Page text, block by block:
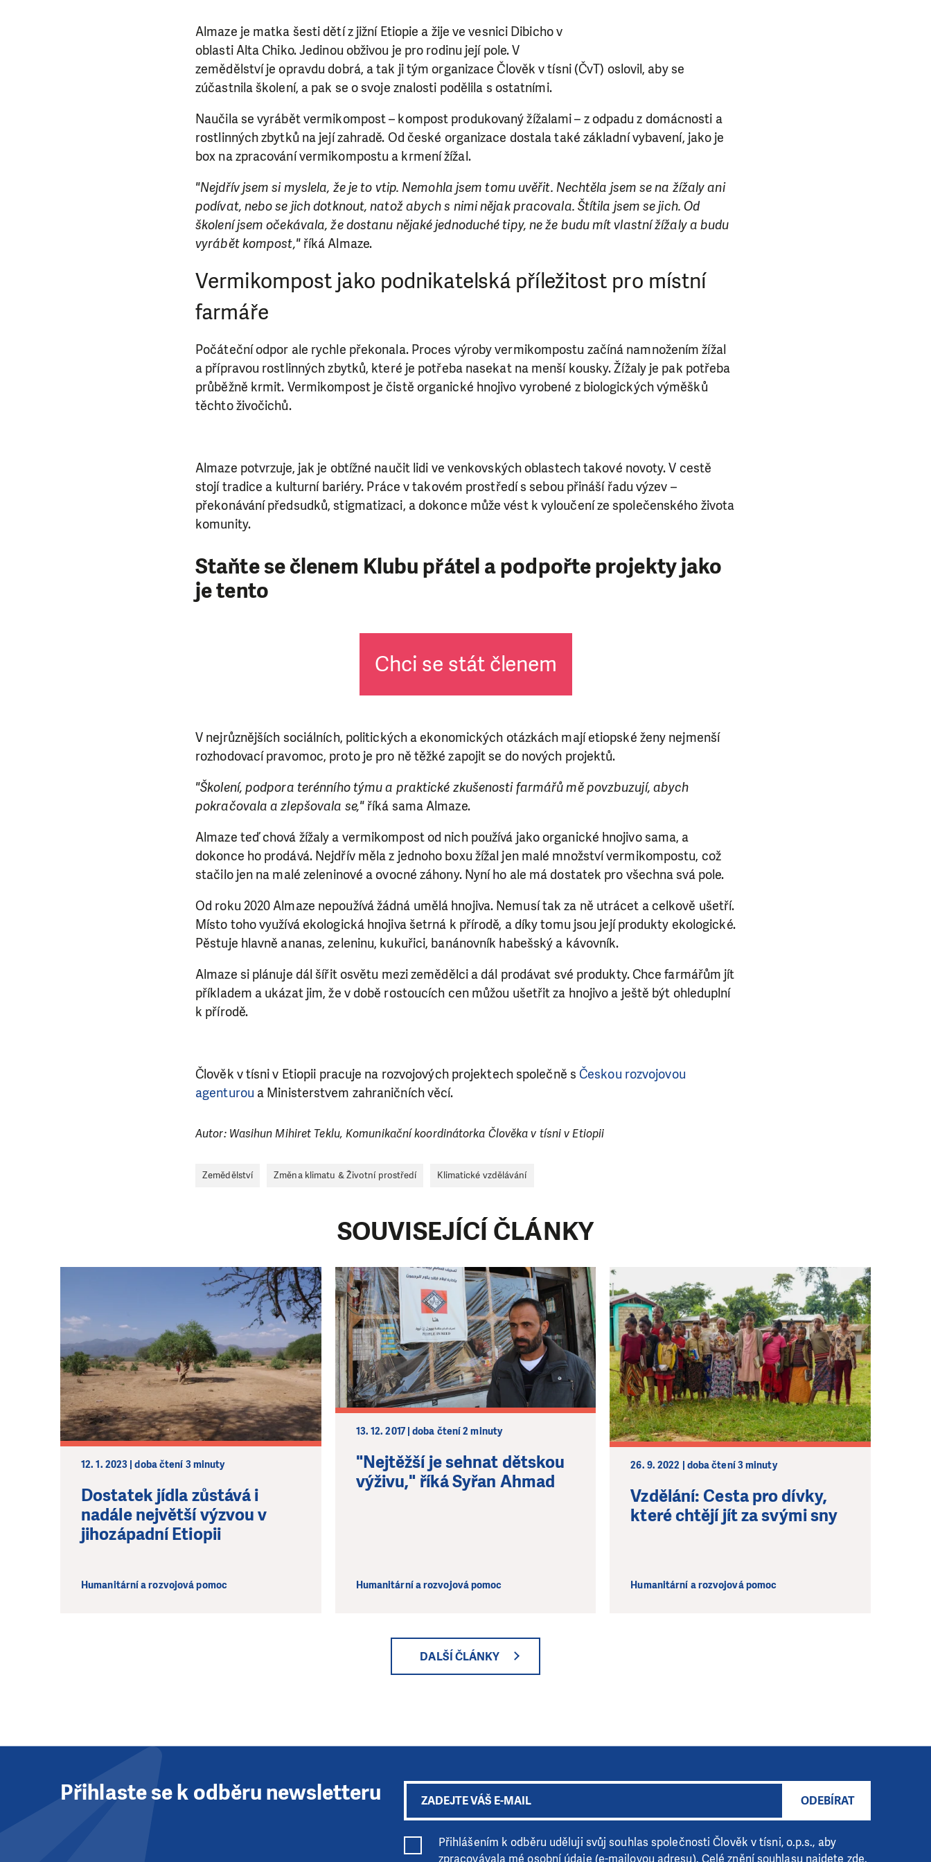
Almaze je matka šesti dětí z jižní Etiopie a žije ve vesnici Dibicho v
oblasti Alta Chiko. Jedinou obživou je pro rodinu její pole. V
zemědělství je opravdu dobrá, a tak ji tým organizace Člověk v tísni (ČvT) oslovil, aby se
zúčastnila školení, a pak se o svoje znalosti podělila s ostatními.
Naučila se vyrábět vermikompost – kompost produkovaný žížalami – z odpadu z domácnosti a
rostlinných zbytků na její zahradě. Od české organizace dostala také základní vybavení, jako je
box na zpracování vermikompostu a krmení žížal.
"Nejdřív jsem si myslela, že je to vtip. Nemohla jsem tomu uvěřit. Nechtěla jsem se na žížaly ani
podívat, nebo se jich dotknout, natož abych s nimi nějak pracovala. Štítila jsem se jich. Od
školení jsem očekávala, že dostanu nějaké jednoduché tipy, ne že budu mít vlastní žížaly a budu
vyrábět kompost," říká Almaze.
Vermikompost jako podnikatelská příležitost pro místní
farmáře
Počáteční odpor ale rychle překonala. Proces výroby vermikompostu začíná namnožením žížal
a přípravou rostlinných zbytků, které je potřeba nasekat na menší kousky. Žížaly je pak potřeba
průběžně krmit. Vermikompost je čistě organické hnojivo vyrobené z biologických výměšků
těchto živočichů.
Almaze potvrzuje, jak je obtížné naučit lidi ve venkovských oblastech takové novoty. V cestě
stojí tradice a kulturní bariéry. Práce v takovém prostředí s sebou přináší řadu výzev –
překonávání předsudků, stigmatizaci, a dokonce může vést k vyloučení ze společenského života
komunity.
Staňte se členem Klubu přátel a podpořte projekty jako
je tento
Chci se stát členem
V nejrůznějších sociálních, politických a ekonomických otázkách mají etiopské ženy nejmenší
rozhodovací pravomoc, proto je pro ně těžké zapojit se do nových projektů.
"Školení, podpora terénního týmu a praktické zkušenosti farmářů mě povzbuzují, abych
pokračovala a zlepšovala se,"říká sama Almaze.
Almaze teď chová žížaly a vermikompost od nich používá jako organické hnojivo sama, a
dokonce ho prodává. Nejdřív měla z jednoho boxu žížal jen malé množství vermikompostu, což
stačilo jen na malé zeleninové a ovocné záhony. Nyní ho ale má dostatek pro všechna svá pole.
Od roku 2020 Almaze nepoužívá žádná umělá hnojiva. Nemusí tak za ně utrácet a celkově ušetří.
Místo toho využívá ekologická hnojiva šetrná k přírodě, a díky tomu jsou její produkty ekologické.
Pěstuje hlavně ananas, zeleninu, kukuřici, banánovník habešský a kávovník.
Almaze si plánuje dál šířit osvětu mezi zemědělci a dál prodávat své produkty. Chce farmářům jít
příkladem a ukázat jim, že v době rostoucích cen můžou ušetřit za hnojivo a ještě být ohleduplní
k přírodě.
Člověk v tísni v Etiopii pracuje na rozvojových projektech společně s Českou rozvojovou
agenturou a Ministerstvem zahraničních věcí.
Autor: Wasihun Mihiret Teklu, Komunikační koordinátorka Člověka v tísni v Etiopii
Zemědělství Změna klimatu & Životní prostředí Klimatické vzdělávání
SOUVISEJÍCÍ ČLÁNKY
12. 1. 2023 | doba čtení 3 minuty
Dostatek jídla zůstává i
nadále největší výzvou v
jihozápadní Etiopii
Humanitární a rozvojová pomoc
13. 12. 2017 | doba čtení 2 minuty
"Nejtěžší je sehnat dětskou
výživu," říká Syřan Ahmad
Humanitární a rozvojová pomoc
26. 9. 2022 | doba čtení 3 minuty
Vzdělání: Cesta pro dívky,
které chtějí jít za svými sny
Humanitární a rozvojová pomoc
DALŠÍ ČLÁNKY
Přihlaste se k odběru newsletteru ODEBÍRAT
Přihlášením k odběru uděluji svůj souhlas společnosti Člověk v tísni, o.p.s., aby
zpracovávala mé osobní údaje (e-mailovou adresu). Celé znění souhlasu najdete zde.